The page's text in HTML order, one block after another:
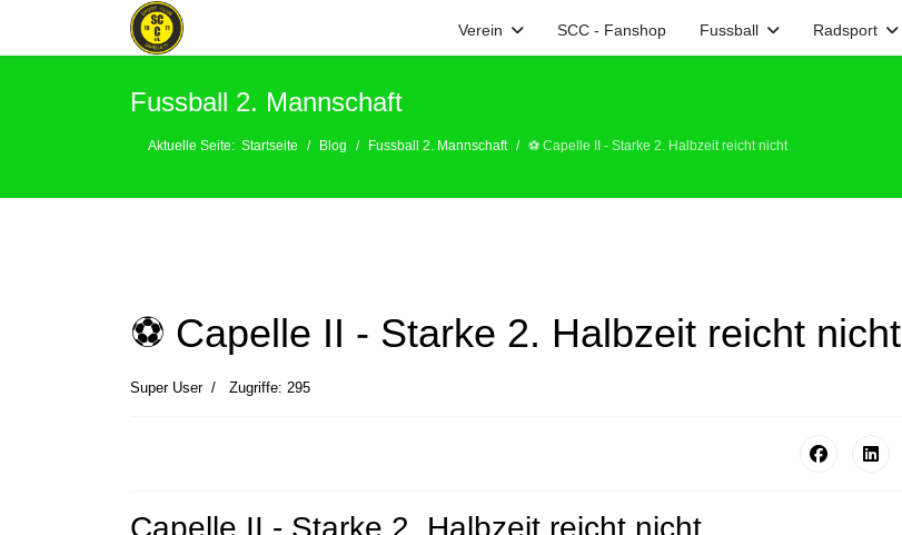
Verein SCC - Fanshop Fussball Radsport
Fussball 2. Mannschaft
Aktuelle Seite: Startseite Blog Fussball 2. Mannschaft ⚽️ Capelle II - Starke 2. Halbzeit reicht nicht
⚽️ Capelle II - Starke 2. Halbzeit reicht nicht
Super User Zugriffe: 295
Capelle II - Starke 2. Halbzeit reicht nicht